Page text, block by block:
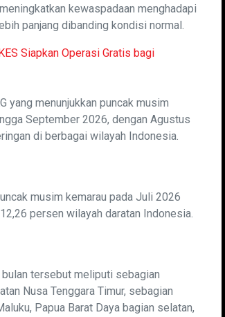
kewaspadaan menghadapi
panjang dibanding kondisi normal.
Siapkan Operasi Gratis bagi
yang menunjukkan puncak musim
September 2026, dengan Agustus
di berbagai wilayah Indonesia.
musim kemarau pada Juli 2026
persen wilayah daratan Indonesia.
tersebut meliputi sebagian
Nusa Tenggara Timur, sebagian
Papua Barat Daya bagian selatan,